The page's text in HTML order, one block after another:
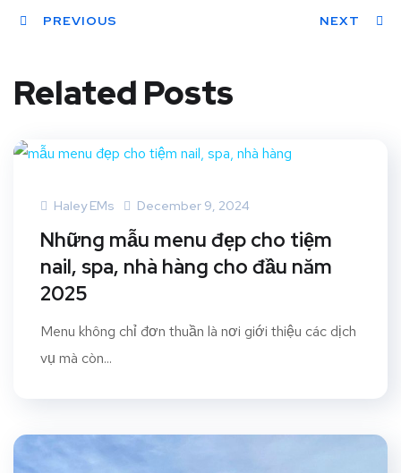
PREVIOUS NEXT
Related Posts
Haley EMs December 9, 2024
Những mẫu menu đẹp cho tiệm
nail, spa, nhà hàng cho đầu năm
2025
Menu không chỉ đơn thuần là nơi giới thiệu các dịch
vụ mà còn...